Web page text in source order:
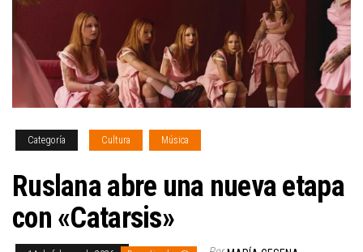
Categoría Cultura Música
Ruslana abre una nueva etapa
con «Catarsis»